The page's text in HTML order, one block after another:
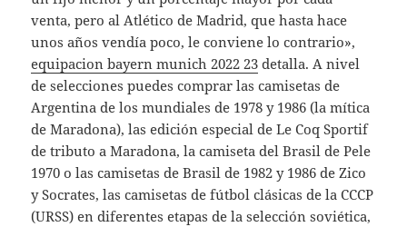
venta, pero al Atlético de Madrid, que hasta hace
unos años vendía poco, le conviene lo contrario»,
equipacion bayern munich 2022 23 detalla. A nivel
de selecciones puedes comprar las camisetas de
Argentina de los mundiales de 1978 y 1986 (la mítica
de Maradona), las edición especial de Le Coq Sportif
de tributo a Maradona, la camiseta del Brasil de Pele
1970 o las camisetas de Brasil de 1982 y 1986 de Zico
y Socrates, las camisetas de fútbol clásicas de la CCCP
(URSS) en diferentes etapas de la selección soviética,